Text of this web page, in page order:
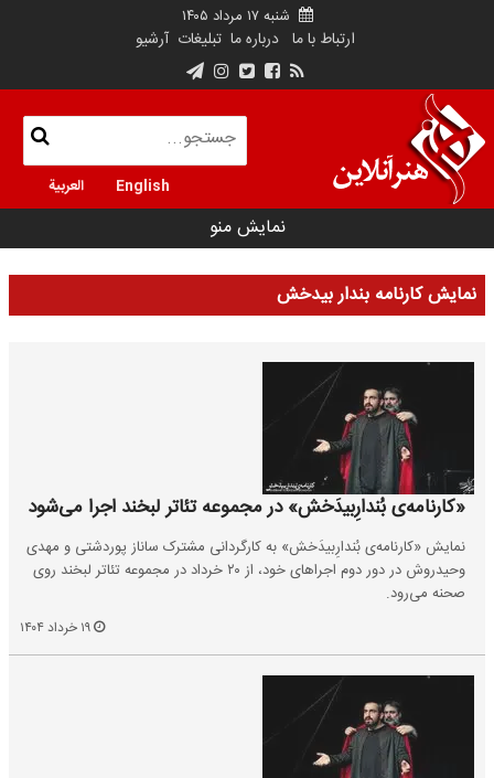
شنبه ۱۷ مرداد ۱۴۰۵
ارتباط با ما درباره ما تبلیغات آرشیو
English العربية
نمایش منو
نمایش کارنامه بندار بیدخش
«کارنامه‌ی بُندارِبیدَخش» در مجموعه تئاتر لبخند اجرا می‌شود
نمایش «کارنامه‌ی بُندارِبیدَخش» به کارگردانی مشترک ساناز پوردشتی و مهدی
وحیدروش در دور دوم اجراهای خود، از ۲۰ خرداد در مجموعه تئاتر لبخند روی
صحنه می‌رود.